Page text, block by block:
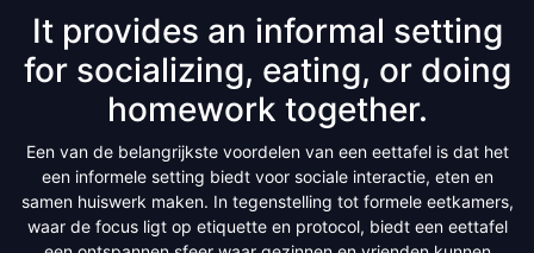
It provides an informal setting
for socializing, eating, or doing
homework together.
Een van de belangrijkste voordelen van een eettafel is dat het
een informele setting biedt voor sociale interactie, eten en
samen huiswerk maken. In tegenstelling tot formele eetkamers,
waar de focus ligt op etiquette en protocol, biedt een eettafel